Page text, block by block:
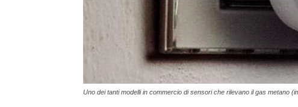
Uno dei tanti modelli in commercio di sensori che rilevano il gas metano